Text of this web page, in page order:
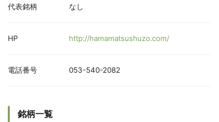
代表銘柄 なし
HP http://hamamatsushuzo.com/
電話番号 053-540-2082
銘柄一覧